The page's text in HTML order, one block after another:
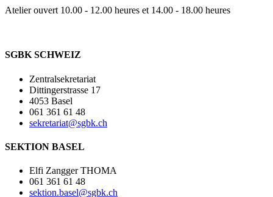
Atelier ouvert 10.00 - 12.00 heures et 14.00 - 18.00 heures
SGBK SCHWEIZ
Zentralsekretariat
Dittingerstrasse 17
4053 Basel
061 361 61 48
sekretariat@sgbk.ch
SEKTION BASEL
Elfi Zangger THOMA
061 361 61 48
sektion.basel@sgbk.ch